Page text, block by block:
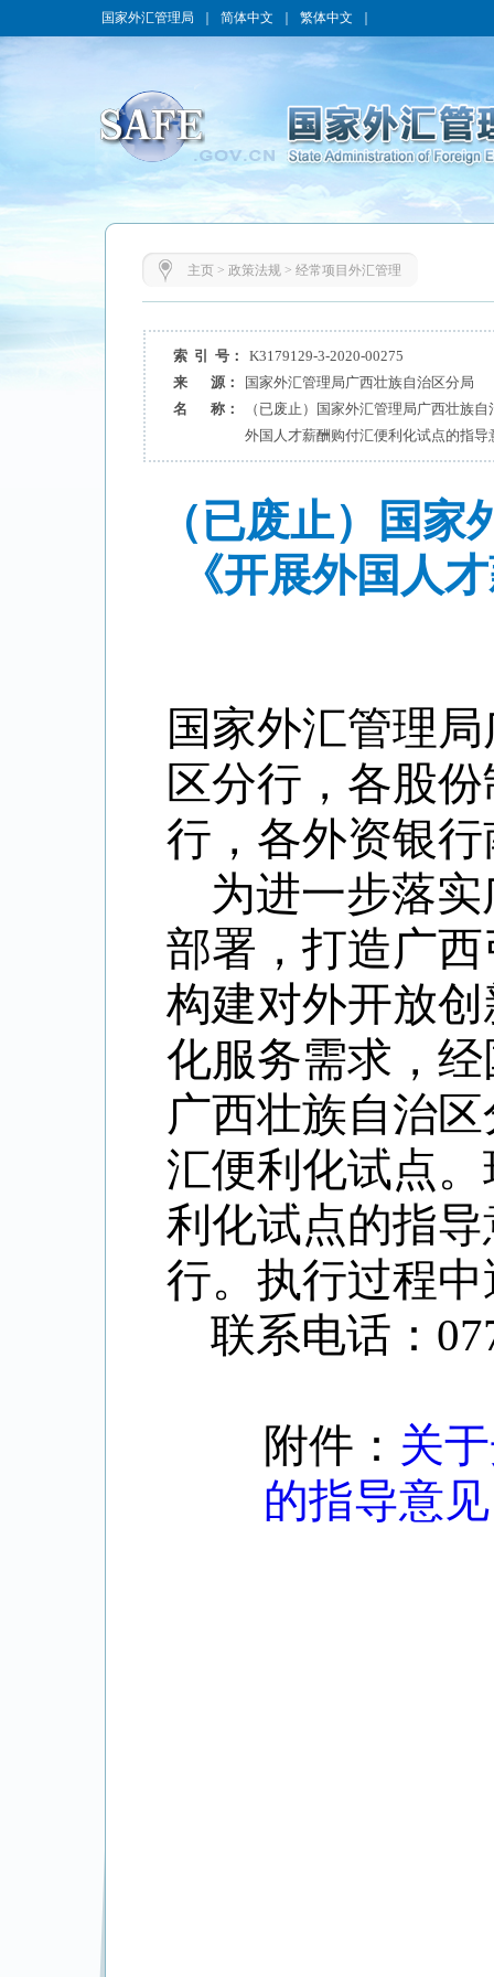
国家外汇管理局 简体中文 繁体中文
主页> 政策法规> 经常项目外汇管理
索 引 号：
K3179129-3-2020-00275
来 源：
国家外汇管理局广西壮族自治区分局
名 称：
（已废止）国家外汇管理局广西壮族
外国人才薪酬购付汇便利化试点的指导
（已废止）国
《开展外国人
国家外汇管理
区分行，各股
行，各外资银
为进一步落实
部署， 打造广
构建对外开放创
化服务需求， 经
广西壮族自治
汇便利化试点
利化试点的指
行。执行过程
联系电话：
附件： 关
的指导意